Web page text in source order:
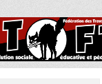
CNT
sociale, éducative et